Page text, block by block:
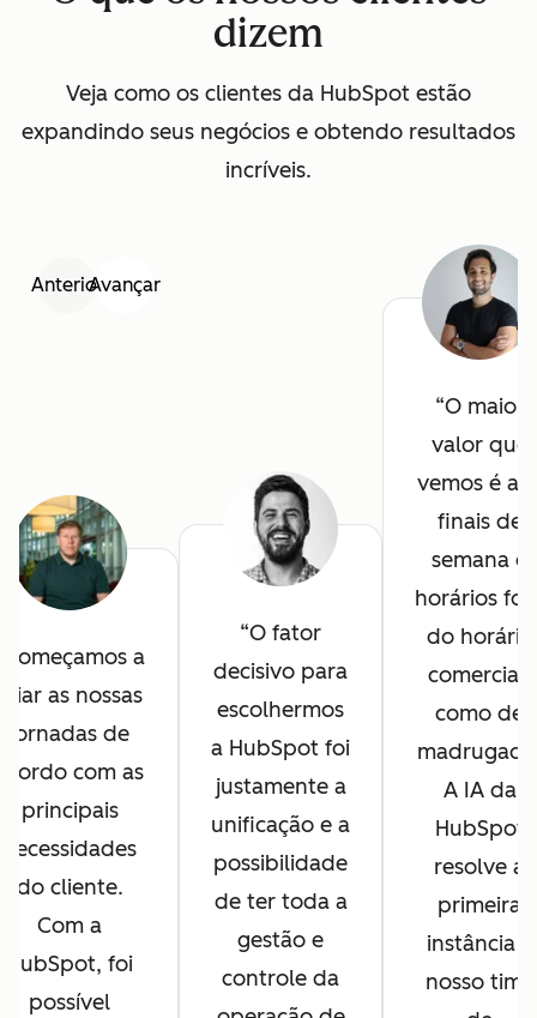
dizem
Veja como os clientes da HubSpot estão
expandindo seus negócios e obtendo resultados
incríveis.
AnteriorAvançar
Começamos a
as nossas
jornadas de
com as
principais
necessidades
do cliente.
Com a
HubSpot, foi
possível
O fator
decisivo para
escolhermos
a HubSpot foi
justamente a
unificação e a
possibilidade
de ter toda a
gestão e
controle da
O maior
valor que
vemos é
finais de
semana e
horários
do horário
comercial,
como de
A IA da
HubSpot
resolve a
primeira
instância e
nosso time